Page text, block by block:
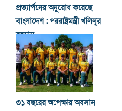
প্রত্যার্পনের অনুরোধ করেছে
বাংলাদেশ : পররাষ্ট্রমন্ত্রী খ‌লিলুর
রহমা‌ন
৩১ বছরের অপেক্ষার অবসান